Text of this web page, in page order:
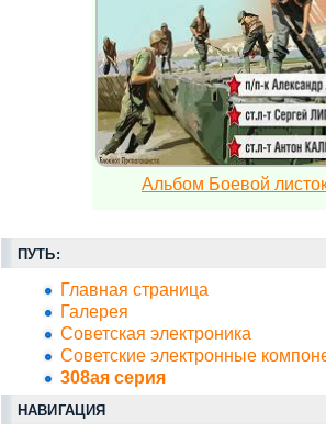
Альбом Боевой
ПУТЬ:
Главная страница
Галерея
Советская электроника
Советские электронные
308ая серия
НАВИГАЦИЯ